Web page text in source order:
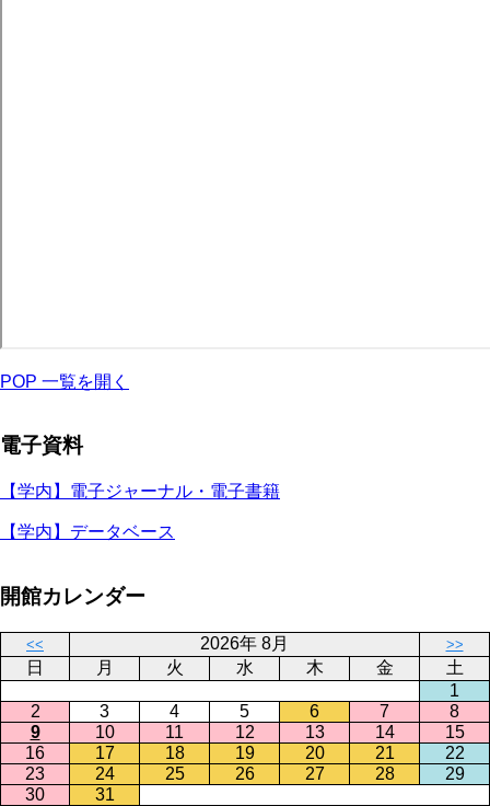
POP 一覧を開く
電子資料
【学内】電子ジャーナル・電子書籍
【学内】データベース
開館カレンダー
<< 2026年 8月 >>
日 月 火 水 木 金
土
1
2
3 4 5 6 7
8
9
10 11 12 13 14
15
16
17 18 19 20 21
22
23
24 25 26 27 28
29
30
31